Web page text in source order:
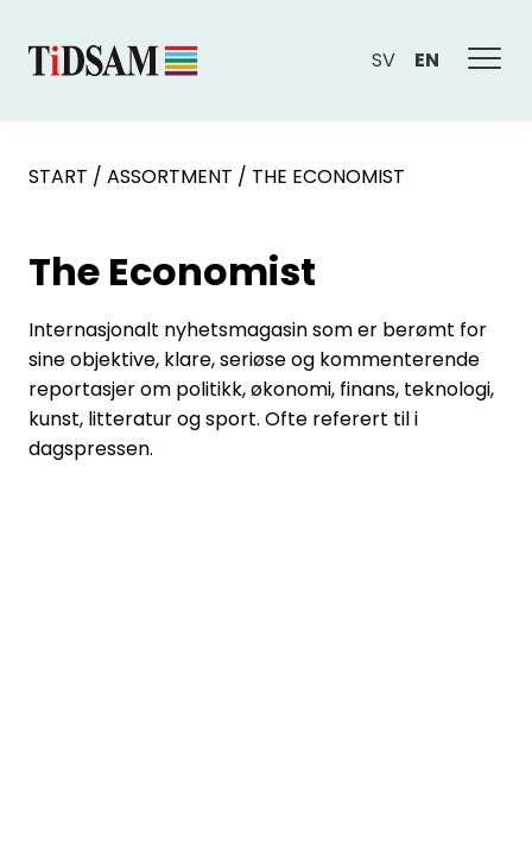
SV EN
START / ASSORTMENT / THE ECONOMIST
The Economist
Internasjonalt nyhetsmagasin som er berømt for
sine objektive, klare, seriøse og kommenterende
reportasjer om politikk, økonomi, finans, teknologi,
kunst, litteratur og sport. Ofte referert til i
dagspressen.